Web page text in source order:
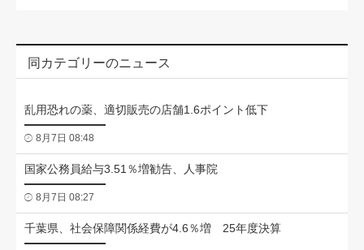
同カテゴリーのニュース
乱用恐れの薬、適切販売の店舗1.6ポイント低下
8月7日 08:48
国家公務員給与3.51％増勧告、人事院
8月7日 08:27
千葉県、社会保障関係経費が4.6％増 25年度決算